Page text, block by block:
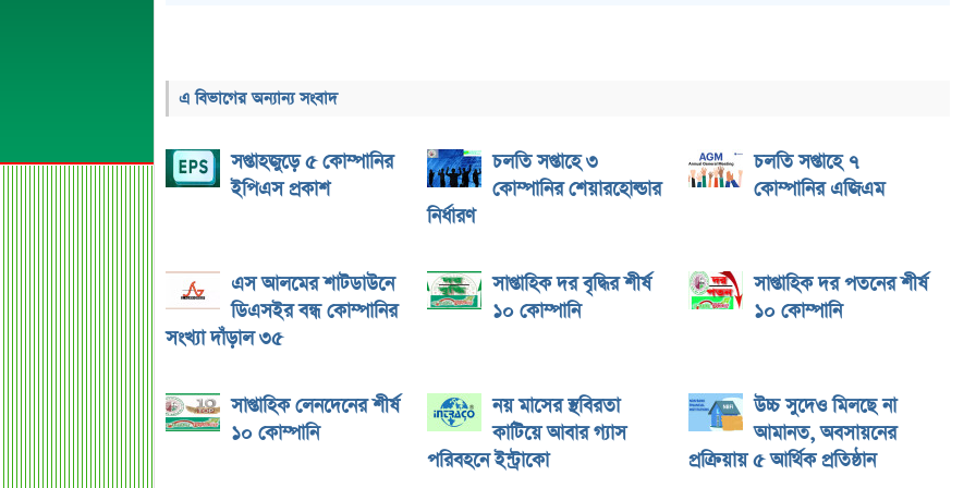
এ বিভাগের অন্যান্য সংবাদ
সপ্তাহজুড়ে ৫ কোম্পানির
ইপিএস প্রকাশ
চলতি সপ্তাহে ৩
কোম্পানির শেয়ারহোল্ডার
নির্ধারণ
চলতি সপ্তাহে ৭
কোম্পানির এজিএম
এস আলমের শাটডাউনে
ডিএসইর বন্ধ কোম্পানির
সংখ্যা দাঁড়াল ৩৫
সাপ্তাহিক দর বৃদ্ধির শীর্ষ
১০ কোম্পানি
সাপ্তাহিক দর পতনের শীর্ষ
১০ কোম্পানি
সাপ্তাহিক লেনদেনের শীর্ষ
১০ কোম্পানি
নয় মাসের স্থবিরতা
কাটিয়ে আবার গ্যাস
পরিবহনে ইন্ট্রাকো
উচ্চ সুদেও মিলছে না
আমানত, অবসায়নের
প্রক্রিয়ায় ৫ আর্থিক প্রতিষ্ঠান